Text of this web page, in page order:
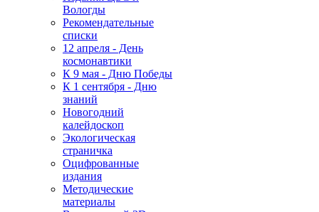
Вологды
Рекомендательные
списки
12 апреля - День
космонавтики
К 9 мая - Дню Победы
К 1 сентября - Дню
знаний
Новогодний
калейдоскоп
Экологическая
страничка
Оцифрованные
издания
Методические
материалы